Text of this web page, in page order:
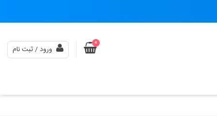
0
ورود / ثبت نام